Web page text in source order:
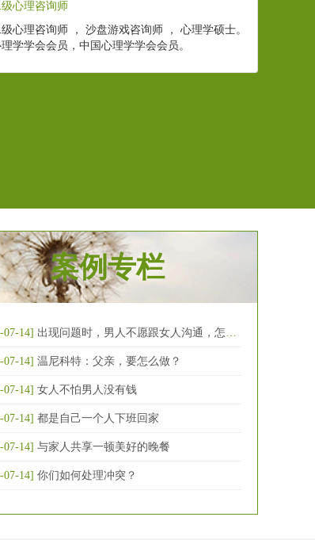
心理咨询师
级心理咨询师 ， 沙盘游戏咨询师 ， 心理学硕士。
学学会会员，中国心理学学会会员。
案例专栏
07-14] 出现问题时，男人不愿跟女人沟通，怎么破
07-14] 温尼科特：父亲，要怎么做？
07-14] 女人不怕男人没有钱
07-14] 都是自己一个人下班回家
07-14] 与家人共享一顿美好的晚餐
07-14] 你们如何处理冲突？